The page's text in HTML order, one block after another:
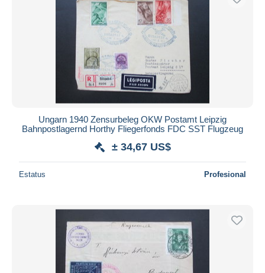
Ungarn 1940 Zensurbeleg OKW Postamt Leipzig
Bahnpostlagernd Horthy Fliegerfonds FDC SST Flugzeug
± 34,67 US$
Estatus Profesional